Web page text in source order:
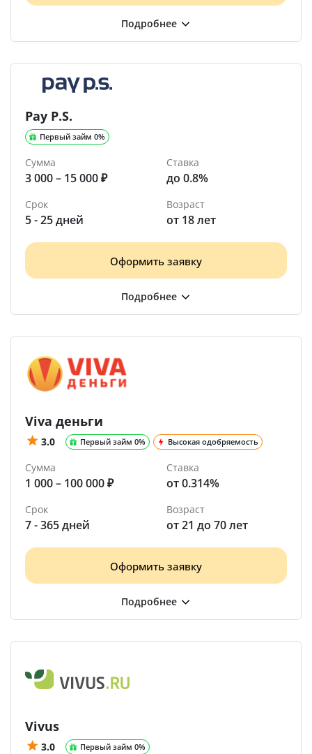
Pay P.S.
Первый займ 0%
Сумма
3 000 – 15 000 ₽
Ставка
до 0.8%
Срок
5 - 25 дней
Возраст
от 18 лет
Оформить заявку
Viva деньги
3.0 Первый займ 0% Высокая одобряемость
Сумма
1 000 – 100 000 ₽
Ставка
от 0.314%
Срок
7 - 365 дней
Возраст
от 21 до 70 лет
Оформить заявку
Vivus
3.0 Первый займ 0%